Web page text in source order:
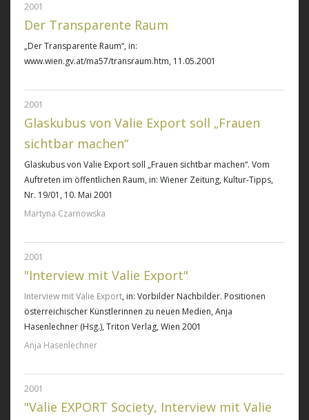
2001
Der Transparente Raum
„Der Transparente Raum“, in:
www.wien.gv.at/ma57/transraum.htm, 11.05.2001
2001
Glaskubus von Valie Export soll „Frauen
sichtbar machen“
Glaskubus von Valie Export soll „Frauen sichtbar machen“. Vom
Auftreten im öffentlichen Raum, in: Wiener Zeitung, Kultur-Tipps,
Nr. 19/01, 10. Mai 2001
Martyna Czarnowska
2001
"Interview mit Valie Export"
Interview mit Valie Export, in: Vorbilder Nachbilder. Positionen
österreichischer Künstlerinnen zu neuen Medien, Anja
Hasenlechner (Hsg.), Triton Verlag, Wien 2001
Anja Hasenlechner
2001
"Valie EXPORT Society, Interview mit Valie